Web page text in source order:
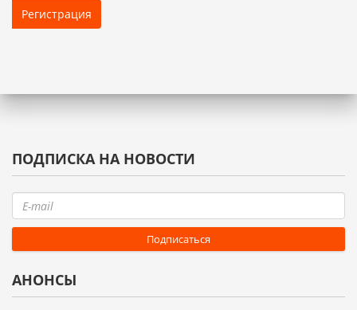
ПОДПИСКА НА НОВОСТИ
АНОНСЫ